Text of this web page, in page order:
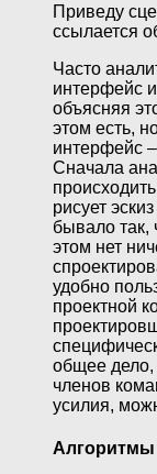
Приведу
ссылается
Часто
интерфейс
объясняя
этом есть,
интерфейс
Сначала
рисует
бывало так,
этом нет
удобно
проектной
общее дело,
членов
усилия,
Алгоритмы